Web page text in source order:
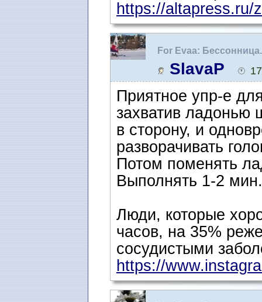
https://altapress.ru/
For Evaa:
SlavaP
Приятное упр-е
захватив ладонью
в сторону, и
разворачивать
Потом поменять
Выполнять 1-2 мин.
Люди, которые
часов, на 35%
сосудистыми
https://